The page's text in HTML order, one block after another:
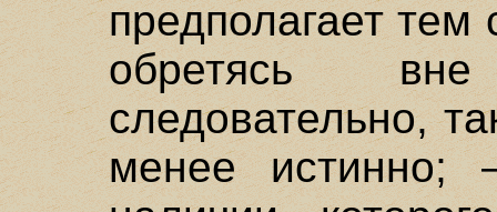
предполагает
обретясь
следовательно,
менее истинно;